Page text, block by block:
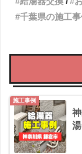
千葉県の施工事
施工事例